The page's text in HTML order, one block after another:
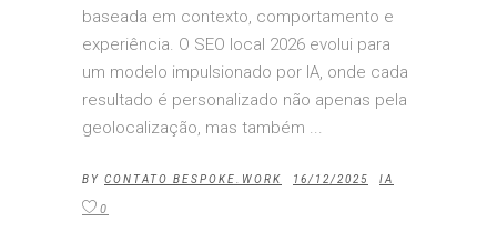
baseada em contexto, comportamento e
experiência. O SEO local 2026 evolui para
um modelo impulsionado por IA, onde cada
resultado é personalizado não apenas pela
geolocalização, mas também
BY CONTATO BESPOKE.WORK 16/12/2025 IA
0